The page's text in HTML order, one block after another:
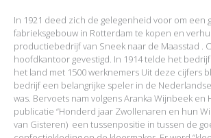
In 1921 deed zich de gelegenheid voor om een
fabrieksgebouw in Rotterdam te kopen en
productiebedrijf van Sneek naar de Maasstad .
hoofdkantoor gevestigd. In 1914 telde het
het land met 1500 werknemers Uit deze cijfers
bedrijf een belangrijke speler in de
was. Bervoets nam volgens Aranka Wijnbeek en
publicatie “Honderd jaar Zwollenaren en hun
van Gisteren) een tussenpositie in tussen de